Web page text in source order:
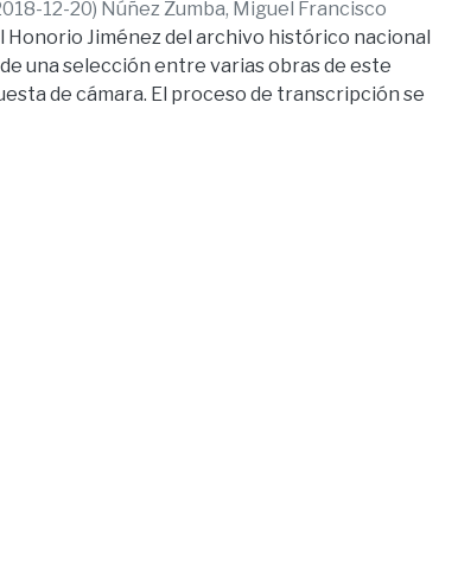
12-20) Núñez Zumba, Miguel Francisco
Jiménez del archivo histórico nacional
una selección entre varias obras de este
de cámara. El proceso de transcripción se